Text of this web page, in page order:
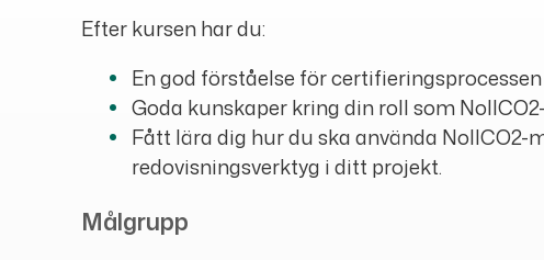
Efter kursen har du:
En god förståelse för
Goda kunskaper kring din roll som
Fått lära dig hur du ska använda
redovisningsverktyg i ditt projekt.
Målgrupp